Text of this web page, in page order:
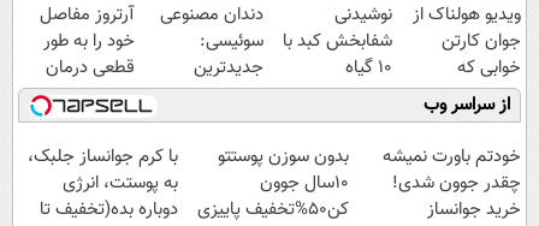
ویدیو هولناک از
جوان کارتن
خوابی که
میلیاردر شد.
آموزش رایگان
نوشیدنی
شفابخش کبد با
10 گیاه
موثر(تخفیف تا
امشب)
دندان مصنوعی
سوئیسی:
جدیدترین
فناوری اروپا،
سبک و مقاوم |
پرداخت قسطی
آرتروز مفاصل
خود را به طور
قطعی درمان
کنید!
◗پرسش‌نامه◖
از سراسر وب
خودتم باورت نمیشه
چقدر جوون شدی!
خرید جوانساز
بدون سوزن پوستتو
10سال جوون
کن50%تخفیف پاییزی
با کرم جوانساز جلبک،
به پوستت، انرژی
دوباره بده(تخفیف تا